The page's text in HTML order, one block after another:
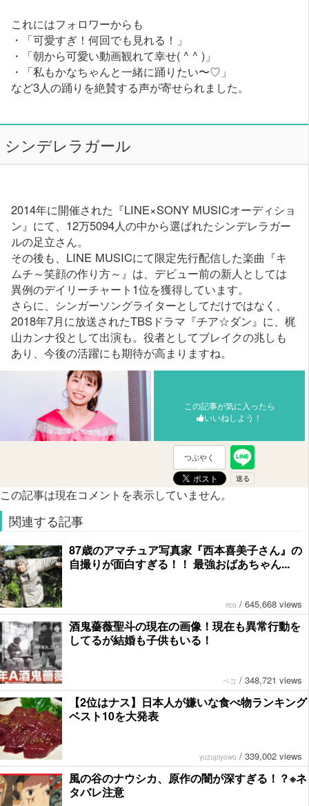
これにはフォロワーからも
・「可愛すぎ！何回でも見れる！」
・「朝から可愛い動画観れて幸せ( ^ ^ )」
・「私もかなちゃんと一緒に踊りたい〜♡」
など3人の踊りを絶賛する声が寄せられました。
シンデレラガール
2014年に開催された『LINE×SONY MUSICオーディショ
ン』にて、12万5094人の中から選ばれたシンデレラガー
ルの足立さん。
その後も、LINE MUSICにて限定先行配信した楽曲『キ
ムチ～笑顔の作り方～』は、デビュー前の新人としては
異例のデイリーチャート1位を獲得しています。
さらに、シンガーソングライターとしてだけではなく、
2018年7月に放送されたTBSドラマ『チア☆ダン』に、梶
山カンナ役として出演も。役者としてブレイクの兆しも
あり、今後の活躍にも期待が高まりますね。
この記事が気に入ったら
いいねしよう！
つぶやく
この記事は現在コメントを表示していません。
関連する記事
87歳のアマチュア写真家『西本喜美子さん』の
自撮りが面白すぎる！！ 最強おばあちゃん...
rico / 645,668 views
酒鬼薔薇聖斗の現在の画像！現在も異常行動を
してるが結婚も子供もいる！
ペコ / 348,721 views
【2位はナス】日本人が嫌いな食べ物ランキング
ベスト10を大発表
yuzupiyowo / 339,002 views
風の谷のナウシカ、原作の闇が深すぎる！？※ネ
タバレ注意